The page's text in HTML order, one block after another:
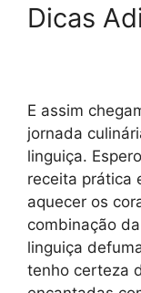
Dicas
E assim
jornada
linguiça.
receita prática
aquecer os
combinação
linguiça
tenho certeza